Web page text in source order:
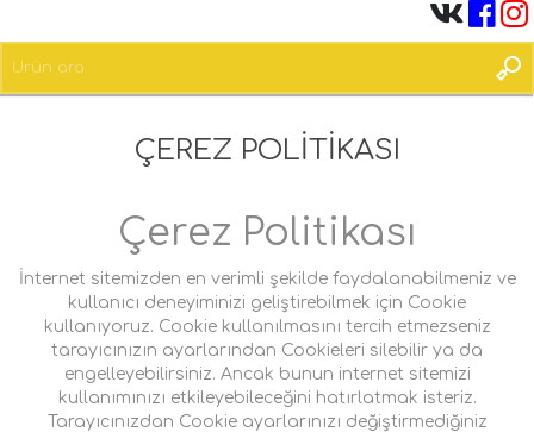
OTURUM AÇÇEREZ POLITIKASI
Çerez Politikası
İnternet sitemizden en verimli şekilde faydalanabilmeniz ve
kullanıcı deneyiminizi geliştirebilmek için Cookie
kullanıyoruz. Cookie kullanılmasını tercih etmezseniz
tarayıcınızın ayarlarından Cookieleri silebilir ya da
engelleyebilirsiniz. Ancak bunun internet sitemizi
kullanımınızı etkileyebileceğini hatırlatmak isteriz.
Tarayıcınızdan Cookie ayarlarınızı değiştirmediğiniz